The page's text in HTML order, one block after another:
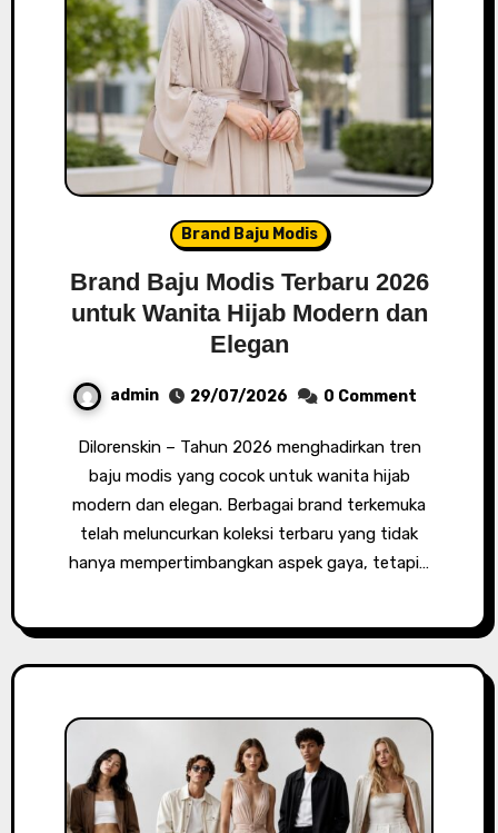
Brand Baju Modis
Brand Baju Modis Terbaru 2026
untuk Wanita Hijab Modern dan
Elegan
admin 29/07/2026 0 Comment
Dilorenskin – Tahun 2026 menghadirkan tren
baju modis yang cocok untuk wanita hijab
modern dan elegan. Berbagai brand terkemuka
telah meluncurkan koleksi terbaru yang tidak
hanya mempertimbangkan aspek gaya, tetapi…